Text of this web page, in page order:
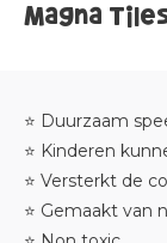
Magna
⭐ Duurzaam
⭐ Kinderen
⭐ Versterkt de
⭐ Gemaakt van